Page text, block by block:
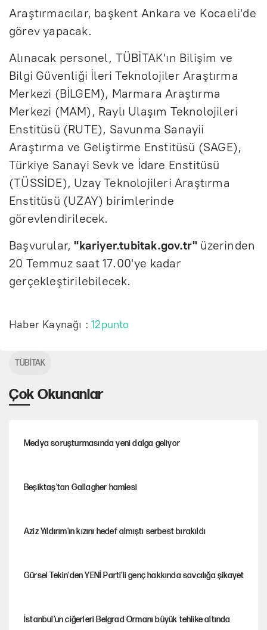
Araştırmacılar, başkent Ankara ve Kocaeli'de
görev yapacak.
Alınacak personel, TÜBİTAK'ın Bilişim ve
Bilgi Güvenliği İleri Teknolojiler Araştırma
Merkezi (BİLGEM), Marmara Araştırma
Merkezi (MAM), Raylı Ulaşım Teknolojileri
Enstitüsü (RUTE), Savunma Sanayii
Araştırma ve Geliştirme Enstitüsü (SAGE),
Türkiye Sanayi Sevk ve İdare Enstitüsü
(TÜSSİDE), Uzay Teknolojileri Araştırma
Enstitüsü (UZAY) birimlerinde
görevlendirilecek.
Başvurular,"kariyer.tubitak.gov.tr" üzerinden
20 Temmuz saat 17.00'ye kadar
gerçekleştirilebilecek.
Haber Kaynağı :12punto
Çok Okunanlar
Medya soruşturmasında yeni dalga geliyor
Beşiktaş’tan Gallagher hamlesi
Aziz Yıldırım'ın kızını hedef almıştı serbest bırakıldı
Gürsel Tekin'den YENİ Parti’li genç hakkında savcılığa şikayet
İstanbul’un ciğerleri Belgrad Ormanı büyük tehlike altında
TÜBİTAK